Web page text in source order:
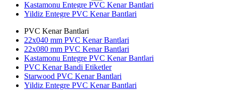
Kastamonu Entegre PVC Kenar Bantlari
Yildiz Entegre PVC Kenar Bantlari
PVC Kenar Bantlari
22x040 mm PVC Kenar Bantlari
22x080 mm PVC Kenar Bantlari
Kastamonu Entegre PVC Kenar Bantlari
PVC Kenar Bandi Etiketler
Starwood PVC Kenar Bantlari
Yildiz Entegre PVC Kenar Bantlari